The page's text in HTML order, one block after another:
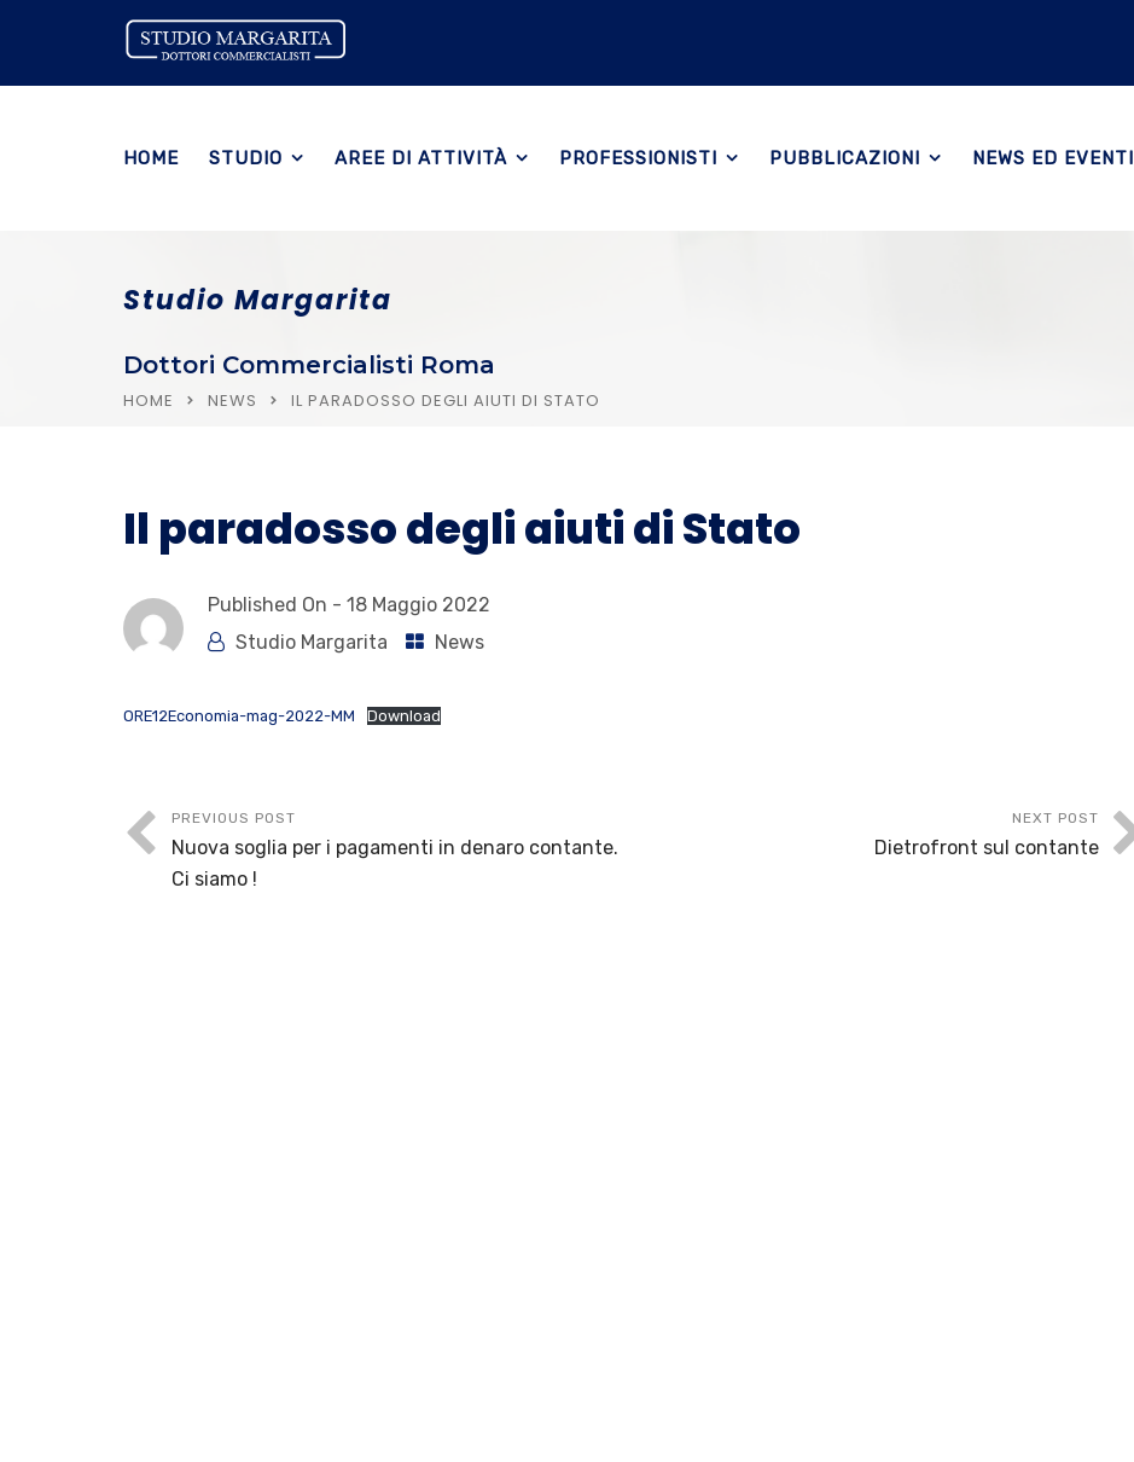
HOME STUDIO AREE DI ATTIVITÀ PROFESSIONISTI PUBBLICAZIONI NEWS ED EVENTI
Studio Margarita
Dottori Commercialisti Roma
HOME NEWS IL PARADOSSO DEGLI AIUTI DI STATO
Il paradosso degli aiuti di Stato
Published On - 18 Maggio 2022
Studio Margarita
News
ORE12Economia-mag-2022-MM Download
PREVIOUS POST
Nuova soglia per i pagamenti in denaro contante.
Ci siamo !
NEXT POST
Dietrofront sul contante